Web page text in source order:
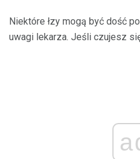
Niektóre łzy mogą być dość
uwagi lekarza. Jeśli czujesz